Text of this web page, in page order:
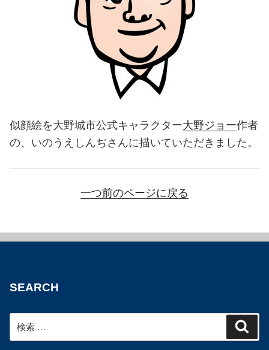
似顔絵を大野城市公式キャラクター大野ジョー作者
の、いのうえしんぢさんに描いていただきました。
一つ前のページに戻る
SEARCH